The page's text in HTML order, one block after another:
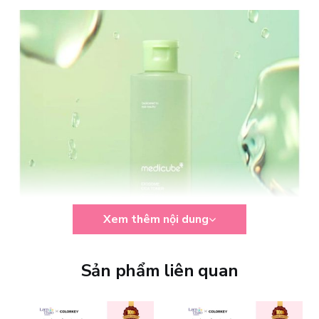
Xem thêm nội dung
Sản phẩm liên quan